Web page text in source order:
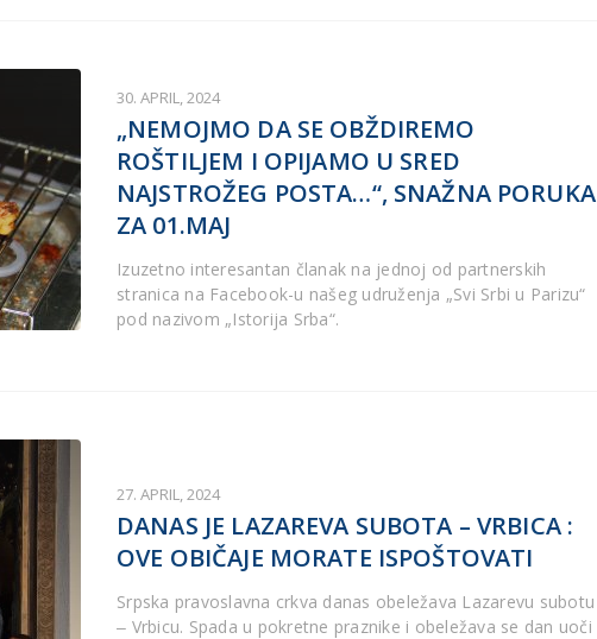
30. APRIL, 2024
„NEMOJMO DA SE OBŽDIREMO
ROŠTILJEM I OPIJAMO U SRED
NAJSTROŽEG POSTA…“, SNAŽNA PORUKA
ZA 01.MAJ
Izuzetno interesantan članak na jednoj od partnerskih
stranica na Facebook-u našeg udruženja „Svi Srbi u Parizu“
pod nazivom „Istorija Srba“.
27. APRIL, 2024
DANAS JE LAZAREVA SUBOTA – VRBICA :
OVE OBIČAJE MORATE ISPOŠTOVATI
Srpska pravoslavna crkva danas obeležava Lazarevu subotu
‒ Vrbicu. Spada u pokretne praznike i obeležava se dan uoči